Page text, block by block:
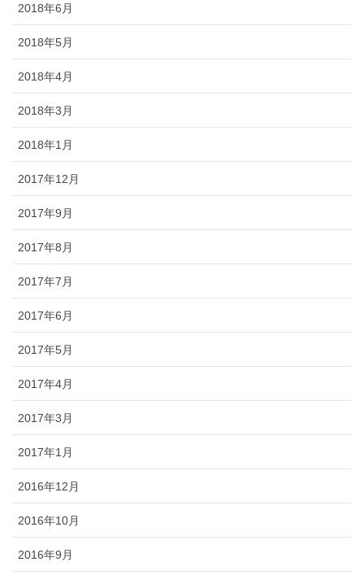
2018年6月
2018年5月
2018年4月
2018年3月
2018年1月
2017年12月
2017年9月
2017年8月
2017年7月
2017年6月
2017年5月
2017年4月
2017年3月
2017年1月
2016年12月
2016年10月
2016年9月